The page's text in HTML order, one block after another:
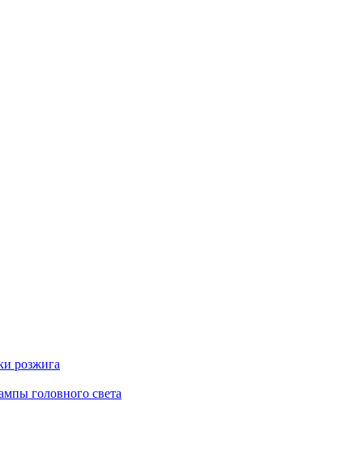
розжига
головного света